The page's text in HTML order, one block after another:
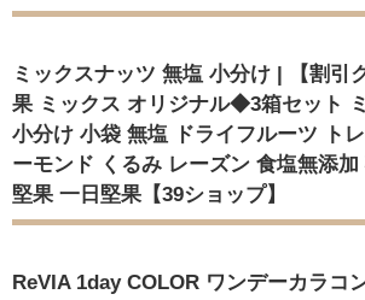
ミックスナッツ 無塩 小分け | 【割引
果 ミックス オリジナル◆3箱セット
小分け 小袋 無塩 ドライフルーツ ト
ーモンド くるみ レーズン 食塩無添加
堅果 一日堅果【39ショップ】
ReVIA 1day COLOR ワンデーカラコ